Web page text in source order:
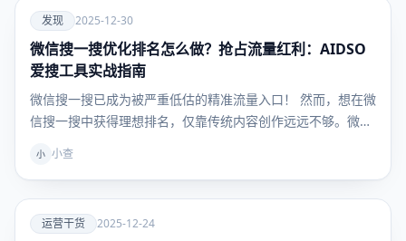
爱
发现
发现 2025-12-30
微信搜一搜优化排名怎么做？抢占流量红利：AIDSO
爱搜工具实战指南
微信搜一搜已成为被严重低估的精准流量入口！ 然而，想在微
信搜一搜中获得理想排名，仅靠传统内容创作远远不够。微
小 小查
爱
运营干货 2025-12-24